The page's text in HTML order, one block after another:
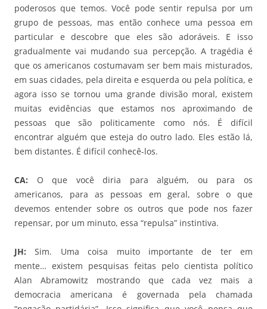
poderosos que temos. Você pode sentir repulsa por um
grupo de pessoas, mas então conhece uma pessoa em
particular e descobre que eles são adoráveis. E isso
gradualmente vai mudando sua percepção. A tragédia é
que os americanos costumavam ser bem mais misturados,
em suas cidades, pela direita e esquerda ou pela política, e
agora isso se tornou uma grande divisão moral, existem
muitas evidências que estamos nos aproximando de
pessoas que são politicamente como nós. É difícil
encontrar alguém que esteja do outro lado. Eles estão lá,
bem distantes. É difícil conhecê-los.
CA: O que você diria para alguém, ou para os
americanos, para as pessoas em geral, sobre o que
devemos entender sobre os outros que pode nos fazer
repensar, por um minuto, essa “repulsa” instintiva.
JH: Sim. Uma coisa muito importante de ter em
mente… existem pesquisas feitas pelo cientista político
Alan Abramowitz mostrando que cada vez mais a
democracia americana é governada pela chamada